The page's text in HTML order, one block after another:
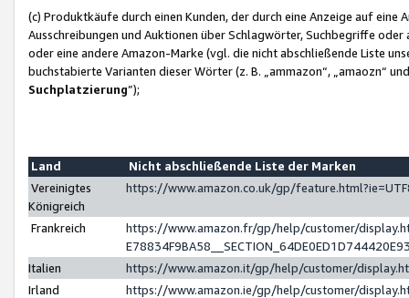
(c) Produktkäufe durch einen Kunden, der durch eine Anzeige auf
Ausschreibungen und Auktionen über Schlagwörter, Suchbegriffe
oder eine andere Amazon-Marke (vgl. die nicht abschließende Liste
buchstabierte Varianten dieser Wörter (z. B. „ammazon“, „amaozn“
Suchplatzierung”);
Land
Nicht abschließende Liste der Marken
Vereinigtes
Königreich
https://www.amazon.co.uk/gp/
Frankreich
https://www.amazon.fr/gp/help/customer/
Italien
https://www.amazon.it/gp/help/customer/
Irland
https://www.amazon.ie/gp/help/customer/